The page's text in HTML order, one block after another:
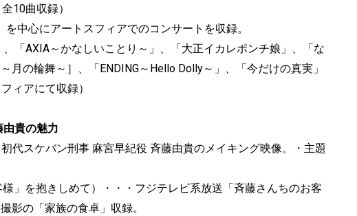
10曲収録）
を中⼼にアートスフィアでのコンサートを収録。
、「AXIA～かなしいことり～」、「大正イカレポンチ娘」、「な
月の輪舞～］、「ENDING～Hello Dolly～」、「今だけの真実」
ィアにて収録）
由貴の魅力
代スケバン刑事 ⿇宮早紀役 ⻫藤由貴のメイキング映像。・主題
」を抱きしめて）・・・フジテレビ系放送「斉藤さんちのお客
の「家族の食卓」収録。